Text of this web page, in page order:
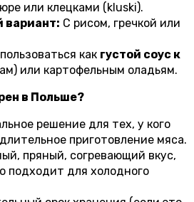
или клецками (kluski).
вариант: С рисом, гречкой или
как густой соус к
или картофельным оладьям.
в Польше?
решение для тех, у кого
приготовление мяса.
пряный, согревающий вкус,
подходит для холодного